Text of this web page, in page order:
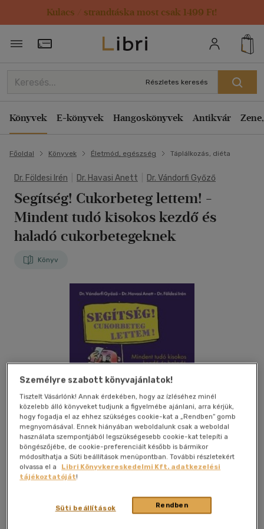
Kulacs / strandtáska most csak 1499 Ft!
Törzsvásárlói Kártya adatai
Részletes keresés
Könyvek E-könyvek Hangoskönyvek Antikvár
Főoldal Könyvek Életmód, egészség Táplálkozás, diéta
Dr. Földesi Irén Dr. Havasi Anett Dr. Vándorfi Győző
Segítség! Cukorbeteg lettem! -
Mindent tudó kisokos kezdő és
haladó cukorbetegeknek
Könyv
(1 vélemény)
Személyre szabott könyvajánlatok!
Tisztelt Vásárlónk! Annak érdekében, hogy az ízléséhez minél
közelebb álló könyveket tudjunk a figyelmébe ajánlani, arra kérjük,
hogy fogadja el az ehhez szükséges cookie-kat a „Rendben” gomb
megnyomásával. Ennek hiányában weboldalunk csak a weboldal
használata szempontjából legszükségesebb cookie-kat telepíti a
böngészőjébe, de cookie-preferenciáit később is bármikor
módosíthatja a Süti beállítások menüpontban. További részletekért
olvassa el a
Libri Könyvkereskedelmi Kft. adatkezelési
tájékoztatóját!
Rendben
Süti beállítások